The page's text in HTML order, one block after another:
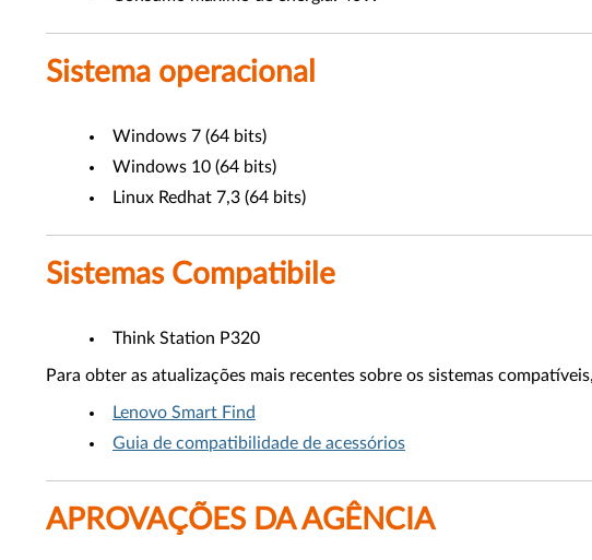
Sistema operacional
Windows 7 (64 bits)
Windows 10 (64 bits)
Linux Redhat 7,3 (64 bits)
Sistemas Compatibile
Think Station P320
Para obter as atualizações mais recentes sobre os sistemas
Lenovo Smart Find
Guia de compatibilidade de acessórios
APROVAÇÕES DA AGÊNCIA